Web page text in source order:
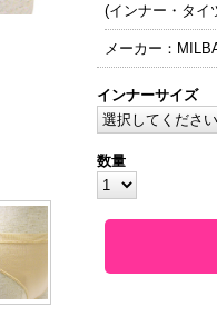
(インナー・タイ
メーカー：
インナーサイズ
数量